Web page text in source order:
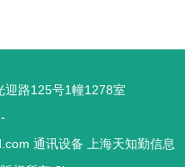
迎路125号1幢1278室
通讯设备
上海天知勤信息